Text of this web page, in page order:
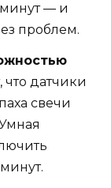
минут — и
проблем.
что датчики
свечи